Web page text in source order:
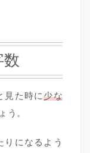
見た時に少な
う。
りになるよう